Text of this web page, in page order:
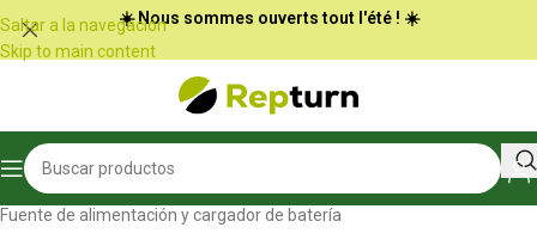
Panel de gestión de cookies
Saltar a la navegación
Skip to main content
☀️ Nous sommes ouverts tout l'été ! ☀️
Inicio/Autocaravanas y furgonetas
Fuente de alimentación y cargador de batería